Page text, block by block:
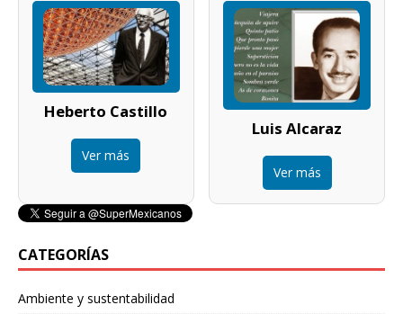
Heberto Castillo
Ver más
Luis Alcaraz
Ver más
CATEGORÍAS
Ambiente y sustentabilidad